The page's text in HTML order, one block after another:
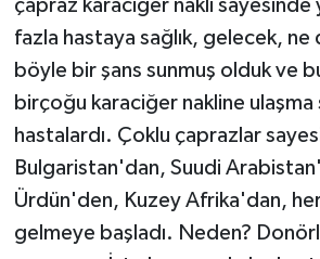
çapraz karaciğer nakli sayesinde
fazla hastaya sağlık, gelecek,
böyle bir şans sunmuş olduk ve
birçoğu karaciğer nakline ulaşma
hastalardı. Çoklu çaprazlar
Bulgaristan'dan, Suudi
Ürdün'den, Kuzey Afrika'dan,
gelmeye başladı. Neden?